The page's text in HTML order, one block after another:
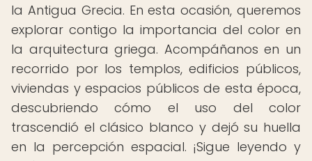
la Antigua Grecia. En esta ocasión, queremos
explorar contigo la importancia del color en
la arquitectura griega. Acompáñanos en un
recorrido por los templos, edificios públicos,
viviendas y espacios públicos de esta época,
descubriendo cómo el uso del color
trascendió el clásico blanco y dejó su huella
en la percepción espacial. ¡Sigue leyendo y